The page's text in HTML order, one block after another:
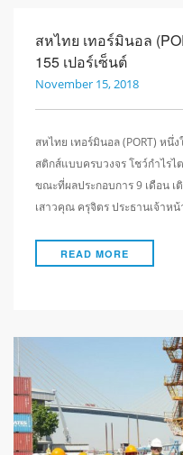
สหไทย เทอร์มินอล
155 เปอร์เซ็นต์
November 15, 2018
สหไทย เทอร์มินอล (PORT) หนึ่
สติกส์แบบครบวงจร โชว์กำไรไ
ขณะที่ผลประกอบการ 9 เดือน
เสาวคุณ ครุจิตร ประธานเจ้าห
READ MORE